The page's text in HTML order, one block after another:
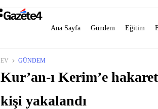
Ana Sayfa Gündem Eğitim
EV GÜNDEM
Kur’an-ı Kerim’e
kişi yakalandı